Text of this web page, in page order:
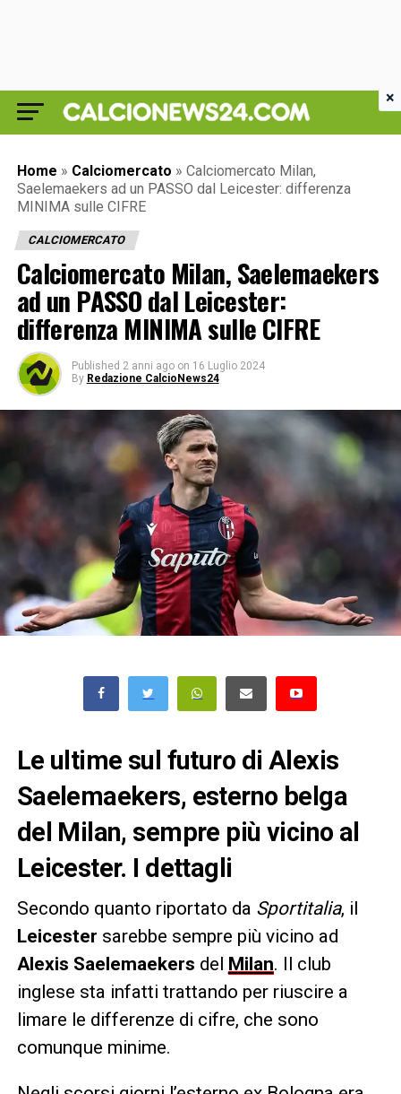
Home » Calciomercato » Calciomercato Milan,
Saelemaekers ad un PASSO dal Leicester: differenza
MINIMA sulle CIFRE
CALCIOMERCATO
Calciomercato Milan, Saelemaekers
ad un PASSO dal Leicester:
differenza MINIMA sulle CIFRE
Published 2 anni ago on 16 Luglio 2024
By Redazione CalcioNews24
Le ultime sul futuro di Alexis
Saelemaekers, esterno belga
del Milan, sempre più vicino al
Leicester. I dettagli
Secondo quanto riportato da Sportitalia, il
Leicester sarebbe sempre più vicino ad
Alexis Saelemaekers del Milan. Il club
inglese sta infatti trattando per riuscire a
limare le differenze di cifre, che sono
comunque minime.
×